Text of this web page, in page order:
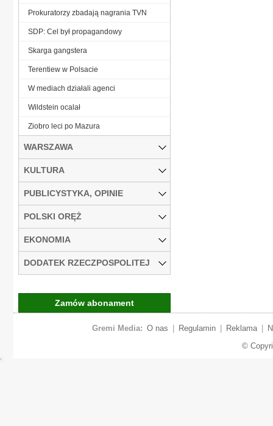
Prokuratorzy zbadają nagrania TVN
SDP: Cel był propagandowy
Skarga gangstera
Terentiew w Polsacie
W mediach działali agenci
Wildstein ocalał
Ziobro leci po Mazura
WARSZAWA
KULTURA
PUBLICYSTYKA, OPINIE
POLSKI ORĘŻ
EKONOMIA
DODATEK RZECZPOSPOLITEJ
Zamów abonament
Gremi Media: O nas Regulamin Reklama
©